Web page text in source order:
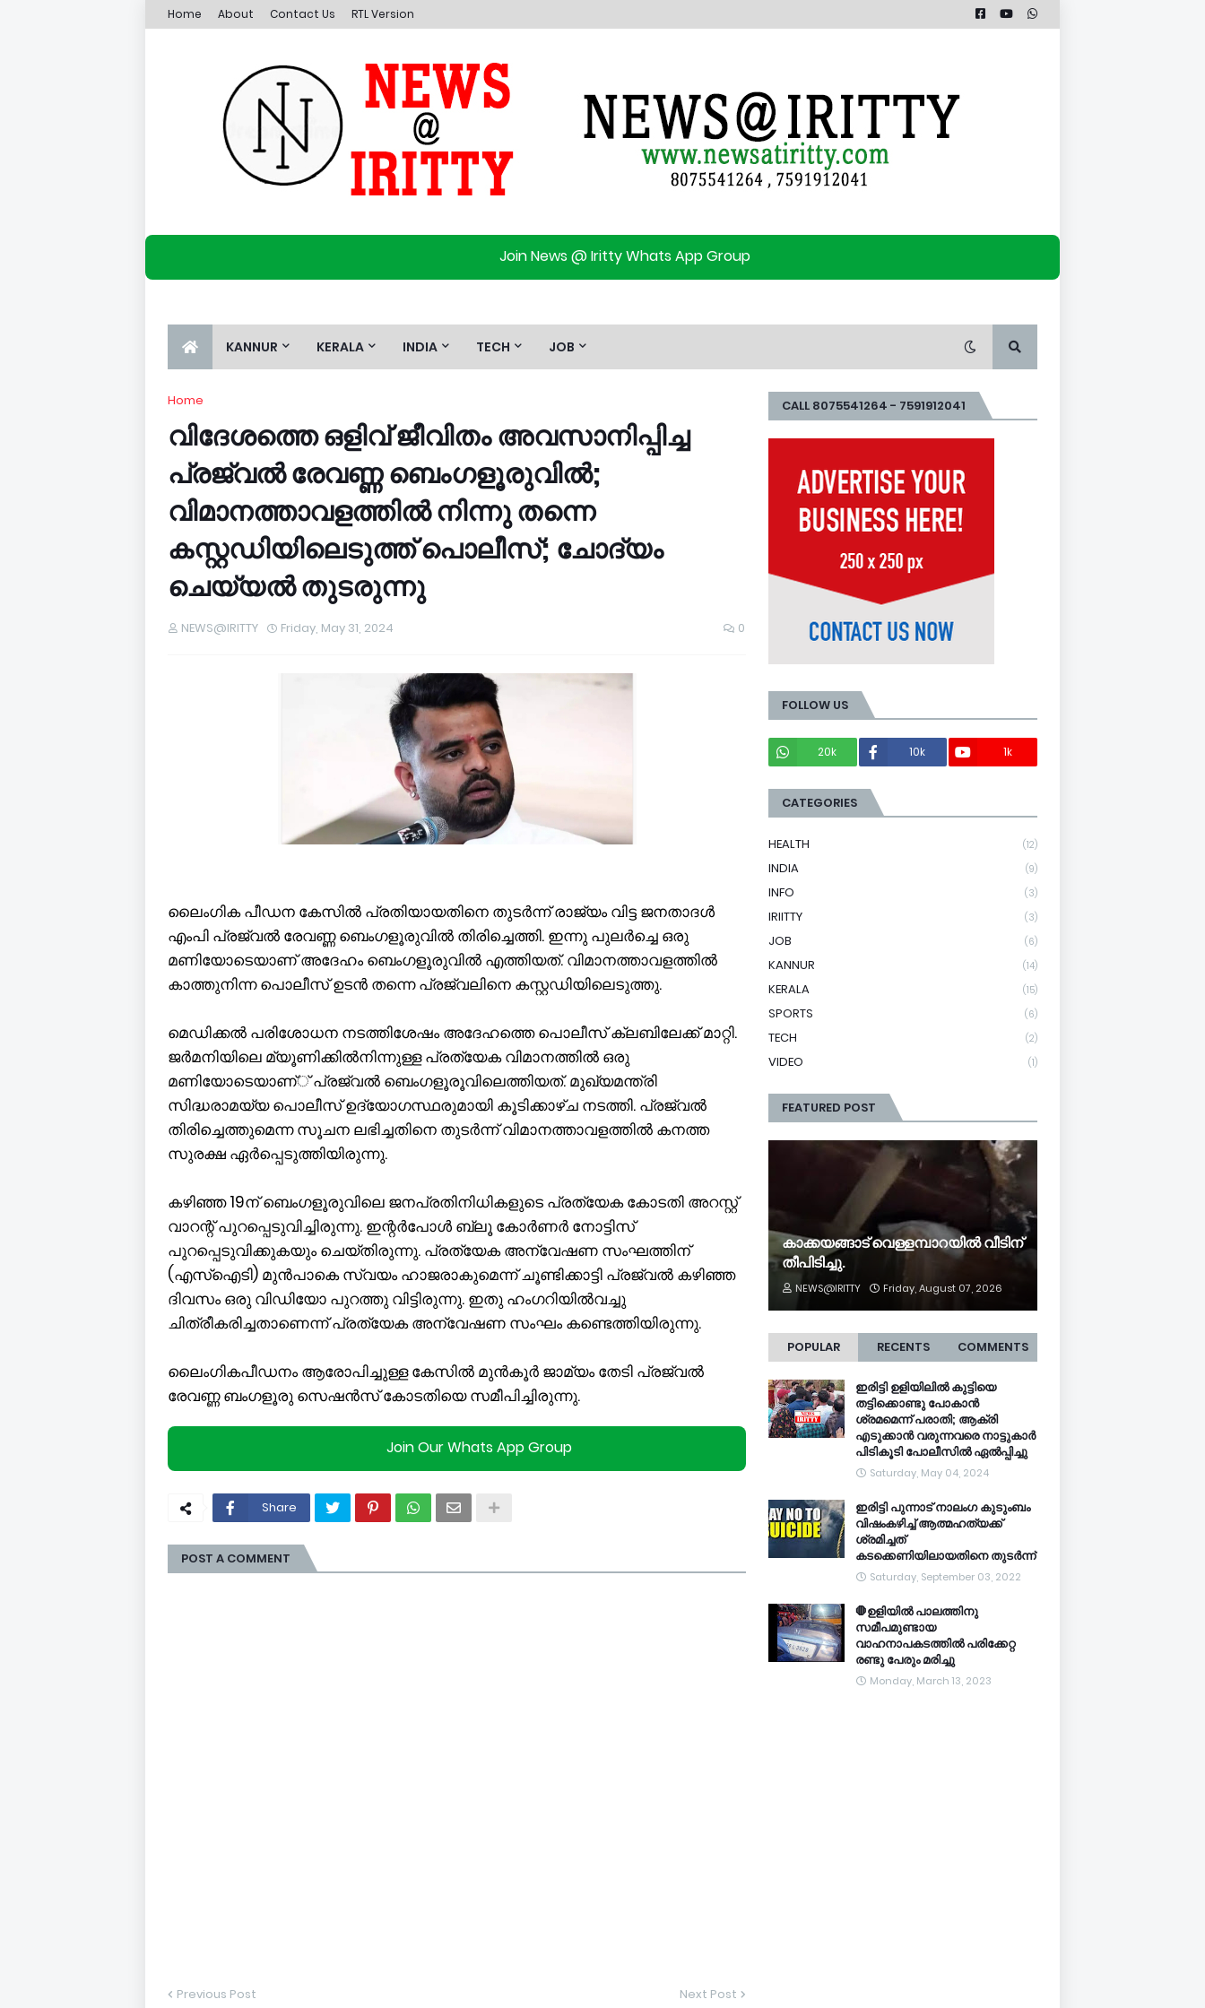
Home About Contact Us RTL Version
Join News @ Iritty Whats App Group
KANNUR KERALA INDIA TECH JOB
Home
വിദേശത്തെ ഒളിവ് ജീവിതം അവസാനിപ്പിച്ച
പ്രജ്വല്‍ രേവണ്ണ ബെംഗളൂരുവില്‍;
വിമാനത്താവളത്തില്‍ നിന്നു തന്നെ
കസ്റ്റഡിയിലെടുത്ത് പൊലീസ്; ചോദ്യം
ചെയ്യല്‍ തുടരുന്നു
NEWS@IRITTY Friday, May 31, 2024 0
ലൈംഗിക പീഡന കേസില്‍ പ്രതിയായതിനെ തുടര്‍ന്ന് രാജ്യം വിട്ട ജനതാദള്‍
എംപി പ്രജ്വല്‍ രേവണ്ണ ബെംഗളൂരുവില്‍ തിരിച്ചെത്തി. ഇന്നു പുലര്‍ച്ചെ ഒരു
മണിയോടെയാണ് അദേഹം ബെംഗളൂരുവില്‍ എത്തിയത്. വിമാനത്താവളത്തില്‍
കാത്തുനിന്ന പൊലീസ് ഉടന്‍ തന്നെ പ്രജ്വലിനെ കസ്റ്റഡിയിലെടുത്തു.
മെഡിക്കല്‍ പരിശോധന നടത്തിശേഷം അദേഹത്തെ പൊലീസ് ക്ലബിലേക്ക് മാറ്റി.
ജര്‍മനിയിലെ മ്യൂണിക്കില്‍നിന്നുള്ള പ്രത്യേക വിമാനത്തില്‍ ഒരു
മണിയോടെയാണ്് പ്രജ്വല്‍ ബെംഗളൂരൂവിലെത്തിയത്. മുഖ്യമന്ത്രി
സിദ്ധരാമയ്യ പൊലീസ് ഉദ്യോഗസ്ഥരുമായി കൂടിക്കാഴ്ച നടത്തി. പ്രജ്വല്‍
തിരിച്ചെത്തുമെന്ന സൂചന ലഭിച്ചതിനെ തുടര്‍ന്ന് വിമാനത്താവളത്തില്‍ കനത്ത
സുരക്ഷ ഏര്‍പ്പെടുത്തിയിരുന്നു.
കഴിഞ്ഞ 19ന് ബെംഗളൂരുവിലെ ജനപ്രതിനിധികളുടെ പ്രത്യേക കോടതി അറസ്റ്റ്
വാറന്റ് പുറപ്പെടുവിച്ചിരുന്നു. ഇന്റര്‍പോള്‍ ബ്ലൂ കോര്‍ണര്‍ നോട്ടിസ്
പുറപ്പെടുവിക്കുകയും ചെയ്തിരുന്നു. പ്രത്യേക അന്വേഷണ സംഘത്തിന്
(എസ്‌ഐടി) മുന്‍പാകെ സ്വയം ഹാജരാകുമെന്ന് ചൂണ്ടിക്കാട്ടി പ്രജ്വല്‍ കഴിഞ്ഞ
ദിവസം ഒരു വിഡിയോ പുറത്തു വിട്ടിരുന്നു. ഇതു ഹംഗറിയില്‍വച്ചു
ചിത്രീകരിച്ചതാണെന്ന് പ്രത്യേക അന്വേഷണ സംഘം കണ്ടെത്തിയിരുന്നു.
ലൈംഗികപീഡനം ആരോപിച്ചുള്ള കേസില്‍ മുന്‍കൂര്‍ ജാമ്യം തേടി പ്രജ്വല്‍
രേവണ്ണ ബംഗളൂരു സെഷന്‍സ് കോടതിയെ സമീപിച്ചിരുന്നു.
Join Our Whats App Group
Share
POST A COMMENT
Previous Post Next Post
CALL 8075541264 - 7591912041
FOLLOW US
20k
10k 1k
CATEGORIES
HEALTH (12)
INDIA (9)
INFO (3)
IRIITTY (3)
JOB (6)
KANNUR (14)
KERALA (15)
SPORTS (6)
TECH (2)
VIDEO (1)
FEATURED POST
കാക്കയങ്ങാട് വെള്ളമ്പാറയിൽ വീടിന്
തീപിടിച്ചു.
NEWS@IRITTY Friday, August 07, 2026
POPULAR RECENTS COMMENTS
ഇരിട്ടി ഉളിയിലിൽ കുട്ടിയെ
തട്ടിക്കൊണ്ടു പോകാൻ
ശ്രമമെന്ന് പരാതി; ആക്രി
എടുക്കാൻ വരുന്നവരെ നാട്ടുകാർ
പിടികൂടി പോലീസിൽ ഏൽപ്പിച്ചു
Saturday, May 04, 2024
ഇരിട്ടി പുന്നാട് നാലംഗ കുടുംബം
വിഷംകഴിച്ച്‌ ആത്മഹത്യക്ക്
ശ്രമിച്ചത്
കടക്കെണിയിലായതിനെ തുടർന്ന്
Saturday, September 03, 2022
🛑ഉളിയിൽ പാലത്തിനു
സമീപമുണ്ടായ
വാഹനാപകടത്തിൽ പരിക്കേറ്റ
രണ്ടു പേരും മരിച്ചു
Monday, March 13, 2023